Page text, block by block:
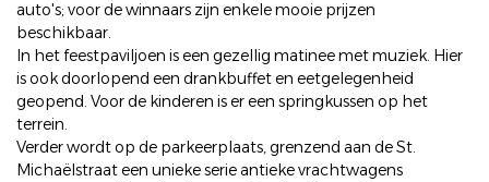
auto's; voor de winnaars zijn enkele mooie prijzen
beschikbaar.
In het feestpaviljoen is een gezellig matinee met muziek. Hier
is ook doorlopend een drankbuffet en eetgelegenheid
geopend. Voor de kinderen is er een springkussen op het
terrein.
Verder wordt op de parkeerplaats, grenzend aan de St.
Michaëlstraat een unieke serie antieke vrachtwagens